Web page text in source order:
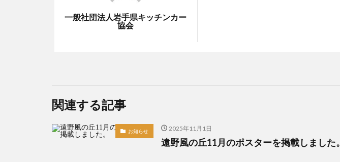
一般社団法人岩手県キッチンカー
協会
関連する記事
お知らせ 2025年11月1日
遠野風の丘11月のポスターを掲載しました。